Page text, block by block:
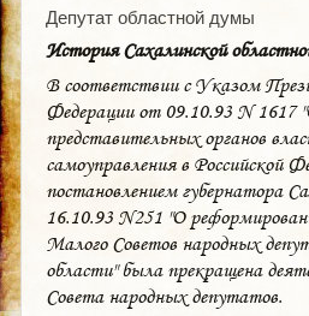
Депутат областной думы
История Сахалинской
В соответствии с Указом
Федерации от 09.10.93 N 1617
представительных органов
самоуправления в Российской
постановлением губернатора
16.10.93 N251 "О
Малого Советов народных
области" была прекращена
Совета народных депутатов.